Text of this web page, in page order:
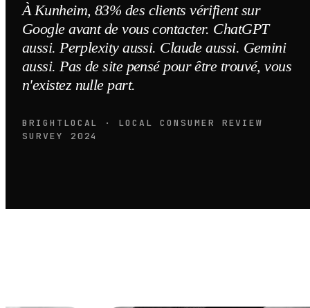
À Kunheim, 83% des clients vérifient sur
Google avant de vous contacter. ChatGPT
aussi. Perplexity aussi. Claude aussi. Gemini
aussi. Pas de site pensé pour être trouvé, vous
n'existez nulle part.
BRIGHTLOCAL · LOCAL CONSUMER REVIEW
SURVEY 2024